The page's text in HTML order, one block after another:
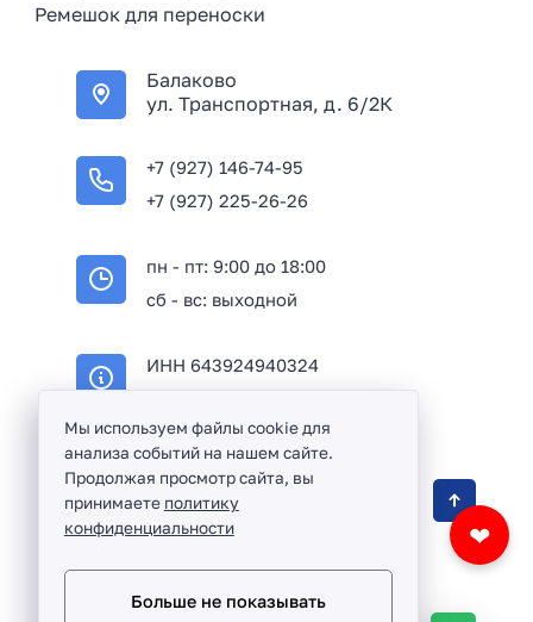
Ремешок для переноски
Балаково
ул. Транспортная, д. 6/2К
+7 (927) 146-74-95
+7 (927) 225-26-26
пн - пт: 9:00 до 18:00
сб - вс: выходной
ИНН 643924940324
❤
Оптовая продажа сантехники и комплектующих
в Балаково и Саратовской области ©
Разработка сайта и дизайн:revtail.ru
Мы используем файлы cookie для
анализа событий на нашем сайте.
Продолжая просмотр сайта, вы
принимаете политику
конфиденциальности
Больше не показывать